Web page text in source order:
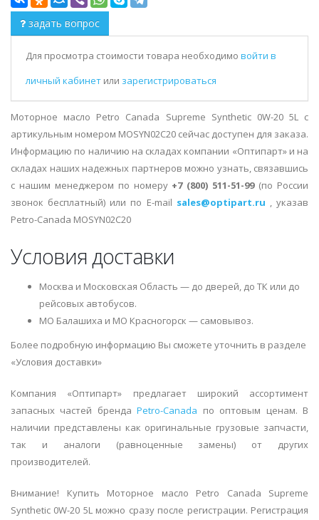
задать вопрос
Для просмотра стоимости товара необходимо войти в
личный кабинет или зарегистрироваться
Моторное масло Petro Canada Supreme Synthetic 0W-20 5L с
артикульным номером MOSYN02C20 сейчас доступен для заказа.
Информацию по наличию на складах компании «Оптипарт» и на
складах наших надежных партнеров можно узнать, связавшись
с нашим менеджером по номеру +7 (800) 511-51-99(по России
звонок бесплатный) или по E-mail sales@optipart.ru , указав
Petro-Canada MOSYN02C20
Условия доставки
Москва и Московская Область — до дверей, до ТК или до
рейсовых автобусов.
МО Балашиха и МО Красногорск — самовывоз.
Более подробную информацию Вы сможете уточнить в разделе
«Условия доставки»
Компания «Оптипарт» предлагает широкий ассортимент
запасных частей брендаPetro-Canada по оптовым ценам. В
наличии представлены как оригинальные грузовые запчасти,
так и аналоги (равноценные замены) от других
производителей.
Внимание! Купить Моторное масло Petro Canada Supreme
Synthetic 0W-20 5L можно сразу после регистрации. Регистрация